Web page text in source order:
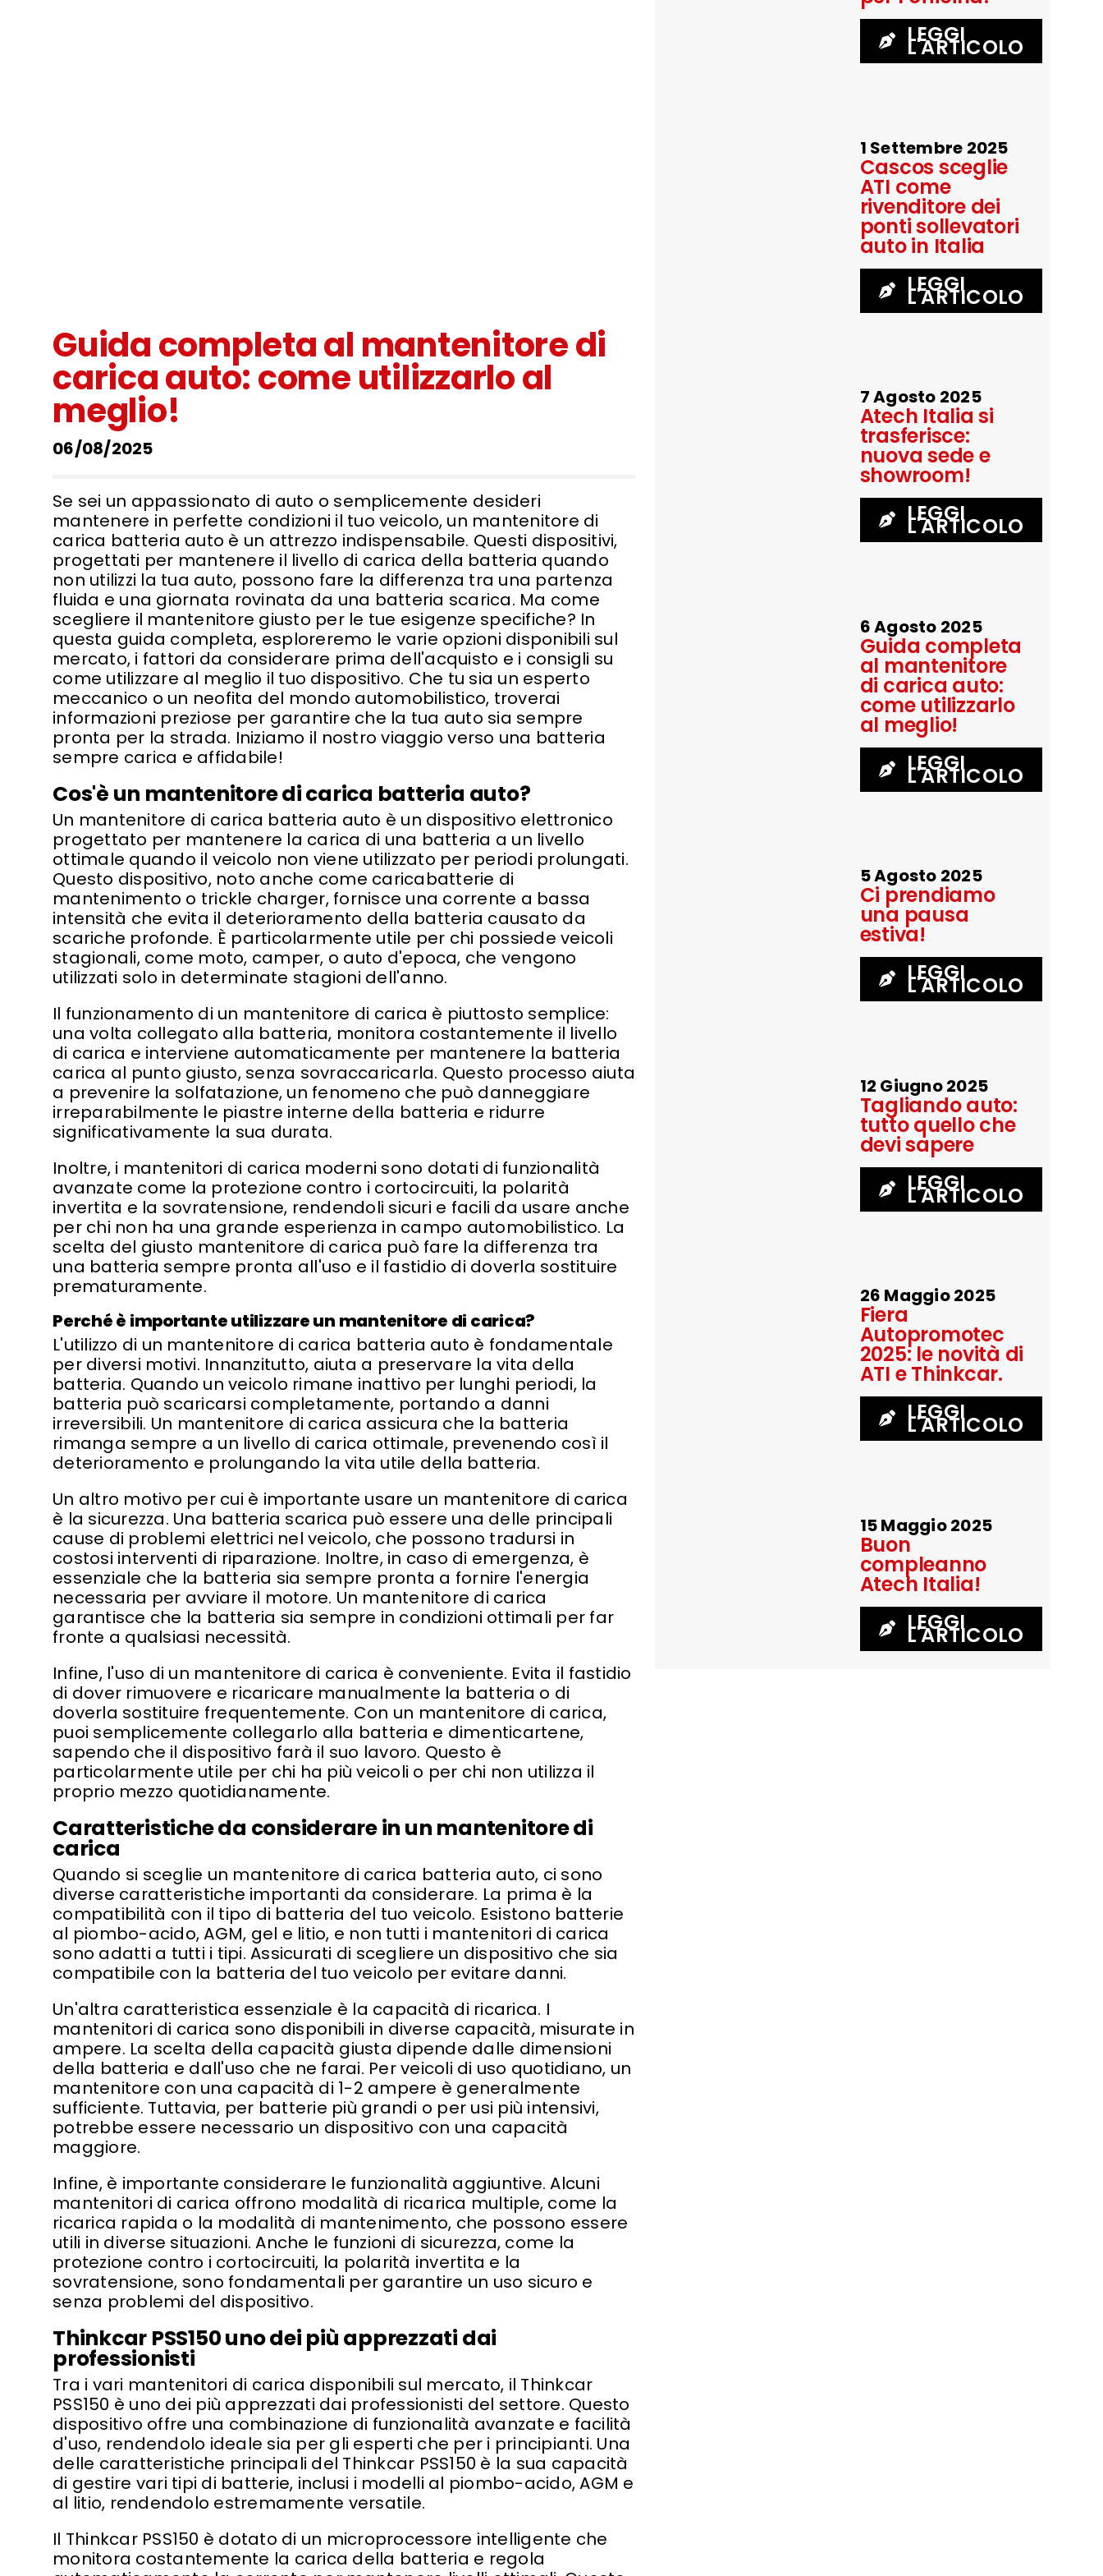
Guida completa al mantenitore di
carica auto: come utilizzarlo al
meglio!
06/08/2025
Se sei un appassionato di auto o semplicemente desideri
mantenere in perfette condizioni il tuo veicolo, un mantenitore di
carica batteria auto è un attrezzo indispensabile. Questi dispositivi,
progettati per mantenere il livello di carica della batteria quando
non utilizzi la tua auto, possono fare la differenza tra una partenza
fluida e una giornata rovinata da una batteria scarica. Ma come
scegliere il mantenitore giusto per le tue esigenze specifiche? In
questa guida completa, esploreremo le varie opzioni disponibili sul
mercato, i fattori da considerare prima dell'acquisto e i consigli su
come utilizzare al meglio il tuo dispositivo. Che tu sia un esperto
meccanico o un neofita del mondo automobilistico, troverai
informazioni preziose per garantire che la tua auto sia sempre
pronta per la strada. Iniziamo il nostro viaggio verso una batteria
sempre carica e affidabile!
Cos'è un mantenitore di carica batteria auto?
Un mantenitore di carica batteria auto è un dispositivo elettronico
progettato per mantenere la carica di una batteria a un livello
ottimale quando il veicolo non viene utilizzato per periodi prolungati.
Questo dispositivo, noto anche come caricabatterie di
mantenimento o trickle charger, fornisce una corrente a bassa
intensità che evita il deterioramento della batteria causato da
scariche profonde. È particolarmente utile per chi possiede veicoli
stagionali, come moto, camper, o auto d'epoca, che vengono
utilizzati solo in determinate stagioni dell'anno.
Il funzionamento di un mantenitore di carica è piuttosto semplice:
una volta collegato alla batteria, monitora costantemente il livello
di carica e interviene automaticamente per mantenere la batteria
carica al punto giusto, senza sovraccaricarla. Questo processo aiuta
a prevenire la solfatazione, un fenomeno che può danneggiare
irreparabilmente le piastre interne della batteria e ridurre
significativamente la sua durata.
Inoltre, i mantenitori di carica moderni sono dotati di funzionalità
avanzate come la protezione contro i cortocircuiti, la polarità
invertita e la sovratensione, rendendoli sicuri e facili da usare anche
per chi non ha una grande esperienza in campo automobilistico. La
scelta del giusto mantenitore di carica può fare la differenza tra
una batteria sempre pronta all'uso e il fastidio di doverla sostituire
prematuramente.
Perché è importante utilizzare un mantenitore di carica?
L'utilizzo di un mantenitore di carica batteria auto è fondamentale
per diversi motivi. Innanzitutto, aiuta a preservare la vita della
batteria. Quando un veicolo rimane inattivo per lunghi periodi, la
batteria può scaricarsi completamente, portando a danni
irreversibili. Un mantenitore di carica assicura che la batteria
rimanga sempre a un livello di carica ottimale, prevenendo così il
deterioramento e prolungando la vita utile della batteria.
Un altro motivo per cui è importante usare un mantenitore di carica
è la sicurezza. Una batteria scarica può essere una delle principali
cause di problemi elettrici nel veicolo, che possono tradursi in
costosi interventi di riparazione. Inoltre, in caso di emergenza, è
essenziale che la batteria sia sempre pronta a fornire l'energia
necessaria per avviare il motore. Un mantenitore di carica
garantisce che la batteria sia sempre in condizioni ottimali per far
fronte a qualsiasi necessità.
Infine, l'uso di un mantenitore di carica è conveniente. Evita il fastidio
di dover rimuovere e ricaricare manualmente la batteria o di
doverla sostituire frequentemente. Con un mantenitore di carica,
puoi semplicemente collegarlo alla batteria e dimenticartene,
sapendo che il dispositivo farà il suo lavoro. Questo è
particolarmente utile per chi ha più veicoli o per chi non utilizza il
proprio mezzo quotidianamente.
Caratteristiche da considerare in un mantenitore di
carica
Quando si sceglie un mantenitore di carica batteria auto, ci sono
diverse caratteristiche importanti da considerare. La prima è la
compatibilità con il tipo di batteria del tuo veicolo. Esistono batterie
al piombo-acido, AGM, gel e litio, e non tutti i mantenitori di carica
sono adatti a tutti i tipi. Assicurati di scegliere un dispositivo che sia
compatibile con la batteria del tuo veicolo per evitare danni.
Un'altra caratteristica essenziale è la capacità di ricarica. I
mantenitori di carica sono disponibili in diverse capacità, misurate in
ampere. La scelta della capacità giusta dipende dalle dimensioni
della batteria e dall'uso che ne farai. Per veicoli di uso quotidiano, un
mantenitore con una capacità di 1-2 ampere è generalmente
sufficiente. Tuttavia, per batterie più grandi o per usi più intensivi,
potrebbe essere necessario un dispositivo con una capacità
maggiore.
Infine, è importante considerare le funzionalità aggiuntive. Alcuni
mantenitori di carica offrono modalità di ricarica multiple, come la
ricarica rapida o la modalità di mantenimento, che possono essere
utili in diverse situazioni. Anche le funzioni di sicurezza, come la
protezione contro i cortocircuiti, la polarità invertita e la
sovratensione, sono fondamentali per garantire un uso sicuro e
senza problemi del dispositivo.
Thinkcar PSS150 uno dei più apprezzati dai
professionisti
Tra i vari mantenitori di carica disponibili sul mercato, il Thinkcar
PSS150 è uno dei più apprezzati dai professionisti del settore. Questo
dispositivo offre una combinazione di funzionalità avanzate e facilità
d'uso, rendendolo ideale sia per gli esperti che per i principianti. Una
delle caratteristiche principali del Thinkcar PSS150 è la sua capacità
di gestire vari tipi di batterie, inclusi i modelli al piombo-acido, AGM e
al litio, rendendolo estremamente versatile.
Il Thinkcar PSS150 è dotato di un microprocessore intelligente che
monitora costantemente la carica della batteria e regola
LEGGI
L'ARTICOLO
1 Settembre 2025
Cascos sceglie
ATI come
rivenditore dei
ponti sollevatori
auto in Italia
LEGGI
L'ARTICOLO
7 Agosto 2025
Atech Italia si
trasferisce:
nuova sede e
showroom!
LEGGI
L'ARTICOLO
6 Agosto 2025
Guida completa
al mantenitore
di carica auto:
come utilizzarlo
al meglio!
LEGGI
L'ARTICOLO
5 Agosto 2025
Ci prendiamo
una pausa
estiva!
LEGGI
L'ARTICOLO
12 Giugno 2025
Tagliando auto:
tutto quello che
devi sapere
LEGGI
L'ARTICOLO
26 Maggio 2025
Fiera
Autopromotec
2025: le novità di
ATI e Thinkcar.
LEGGI
L'ARTICOLO
15 Maggio 2025
Buon
compleanno
Atech Italia!
LEGGI
L'ARTICOLO